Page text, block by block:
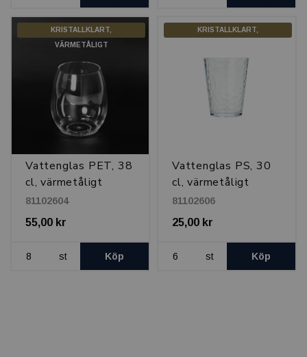
KRISTALLKLART,
VÄRMETÅLIGT
Vattenglas PET, 38
cl, värmetåligt
81102604
55,00 kr
st Köp
KRISTALLKLART,
Vattenglas PS, 30
cl, värmetåligt
81102606
25,00 kr
st Köp